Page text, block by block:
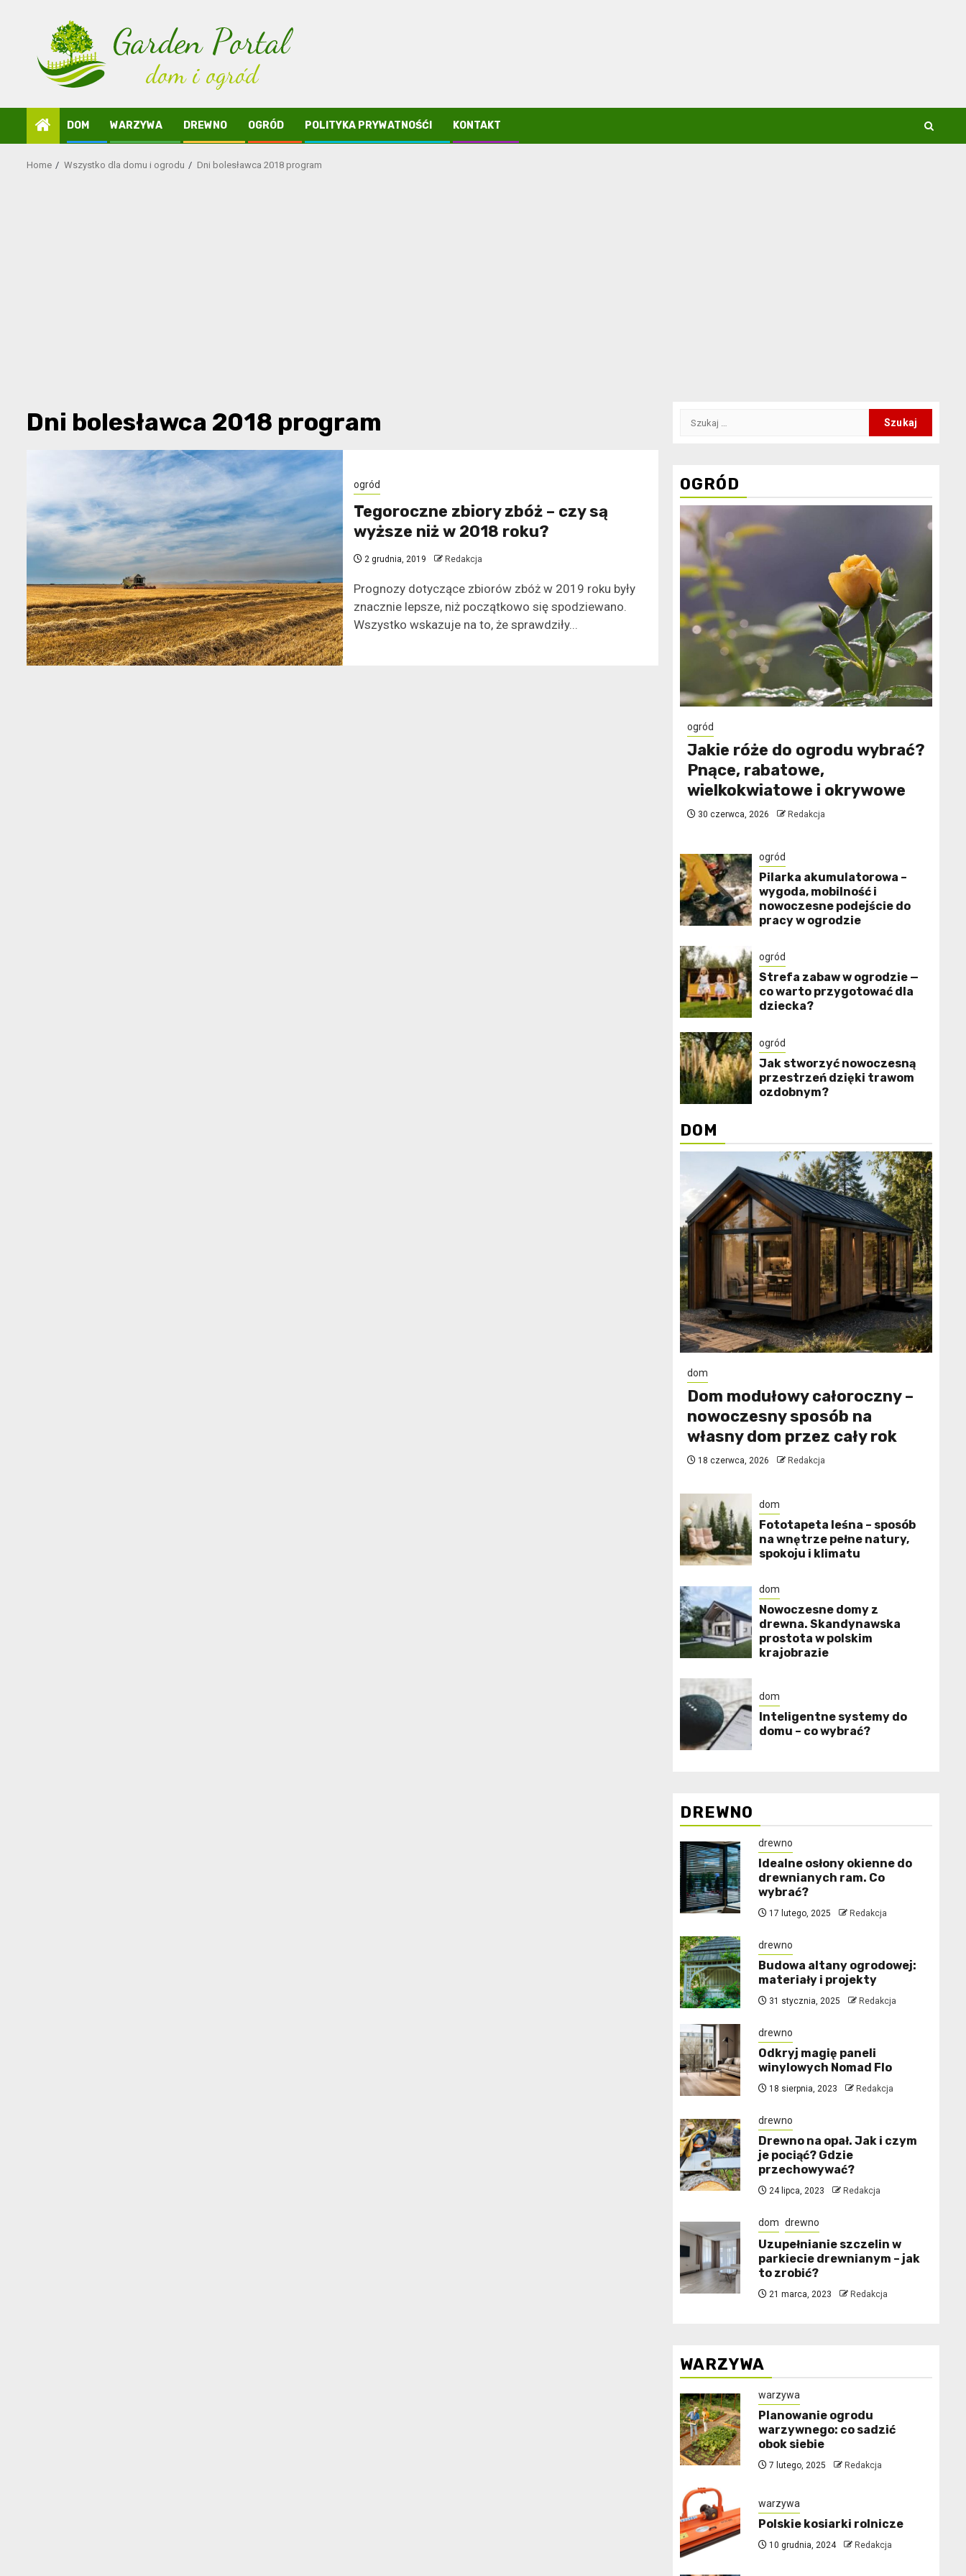
DOM WARZYWA DREWNO OGRÓD POLITYKA PRYWATNOŚĆI KONTAKT
Home Wszystko dla domu i ogrodu Dni bolesławca 2018 program
Dni bolesławca 2018 program
ogród
Tegoroczne zbiory zbóż – czy są
wyższe niż w 2018 roku?
2 grudnia, 2019 Redakcja
Prognozy dotyczące zbiorów zbóż w 2019 roku były
znacznie lepsze, niż początkowo się spodziewano.
Wszystko wskazuje na to, że sprawdziły...
Szukaj:
OGRÓD
ogród
Jakie róże do ogrodu wybrać?
Pnące, rabatowe,
wielkokwiatowe i okrywowe
30 czerwca, 2026 Redakcja
ogród
Pilarka akumulatorowa –
wygoda, mobilność i
nowoczesne podejście do
pracy w ogrodzie
ogród
Strefa zabaw w ogrodzie —
co warto przygotować dla
dziecka?
ogród
Jak stworzyć nowoczesną
przestrzeń dzięki trawom
ozdobnym?
DOM
dom
Dom modułowy całoroczny –
nowoczesny sposób na
własny dom przez cały rok
18 czerwca, 2026 Redakcja
dom
​Fototapeta leśna – sposób
na wnętrze pełne natury,
spokoju i klimatu
dom
Nowoczesne domy z
drewna. Skandynawska
prostota w polskim
krajobrazie
dom
Inteligentne systemy do
domu – co wybrać?
DREWNO
drewno
Idealne osłony okienne do
drewnianych ram. Co
wybrać?
17 lutego, 2025 Redakcja
drewno
Budowa altany ogrodowej:
materiały i projekty
31 stycznia, 2025 Redakcja
drewno
Odkryj magię paneli
winylowych Nomad Flo
18 sierpnia, 2023 Redakcja
drewno
Drewno na opał. Jak i czym
je pociąć? Gdzie
przechowywać?
24 lipca, 2023 Redakcja
dom drewno
Uzupełnianie szczelin w
parkiecie drewnianym – jak
to zrobić?
21 marca, 2023 Redakcja
WARZYWA
warzywa
Planowanie ogrodu
warzywnego: co sadzić
obok siebie
7 lutego, 2025 Redakcja
warzywa
Polskie kosiarki rolnicze
10 grudnia, 2024 Redakcja